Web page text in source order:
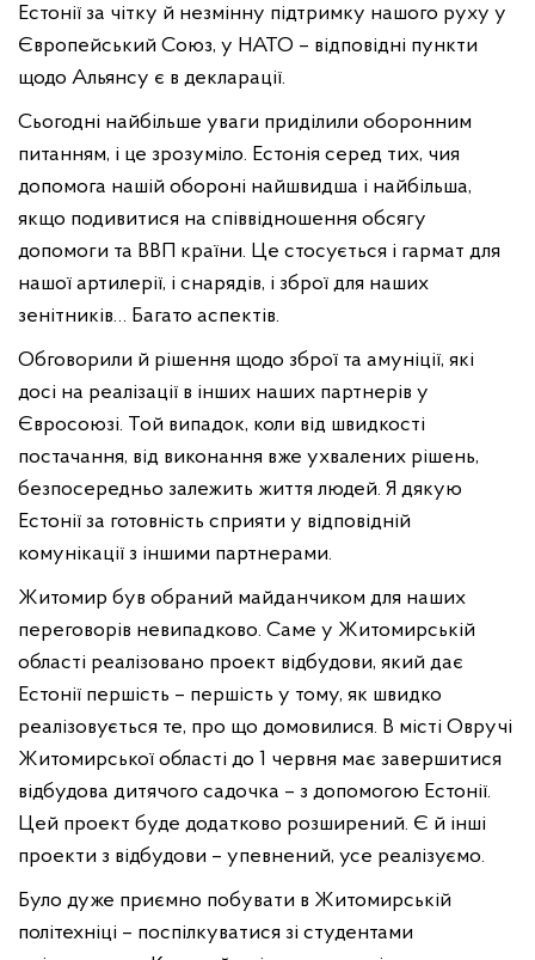
Естонії за чітку й незмінну підтримку нашого руху у
Європейський Союз, у НАТО – відповідні пункти
щодо Альянсу є в декларації.
Сьогодні найбільше уваги приділили оборонним
питанням, і це зрозуміло. Естонія серед тих, чия
допомога нашій обороні найшвидша і найбільша,
якщо подивитися на співвідношення обсягу
допомоги та ВВП країни. Це стосується і гармат для
нашої артилерії, і снарядів, і зброї для наших
зенітників… Багато аспектів.
Обговорили й рішення щодо зброї та амуніції, які
досі на реалізації в інших наших партнерів у
Євросоюзі. Той випадок, коли від швидкості
постачання, від виконання вже ухвалених рішень,
безпосередньо залежить життя людей. Я дякую
Естонії за готовність сприяти у відповідній
комунікації з іншими партнерами.
Житомир був обраний майданчиком для наших
переговорів невипадково. Саме у Житомирській
області реалізовано проект відбудови, який дає
Естонії першість – першість у тому, як швидко
реалізовується те, про що домовилися. В місті Овручі
Житомирської області до 1 червня має завершитися
відбудова дитячого садочка – з допомогою Естонії.
Цей проект буде додатково розширений. Є й інші
проекти з відбудови – упевнений, усе реалізуємо.
Було дуже приємно побувати в Житомирській
політехніці – поспілкуватися зі студентами